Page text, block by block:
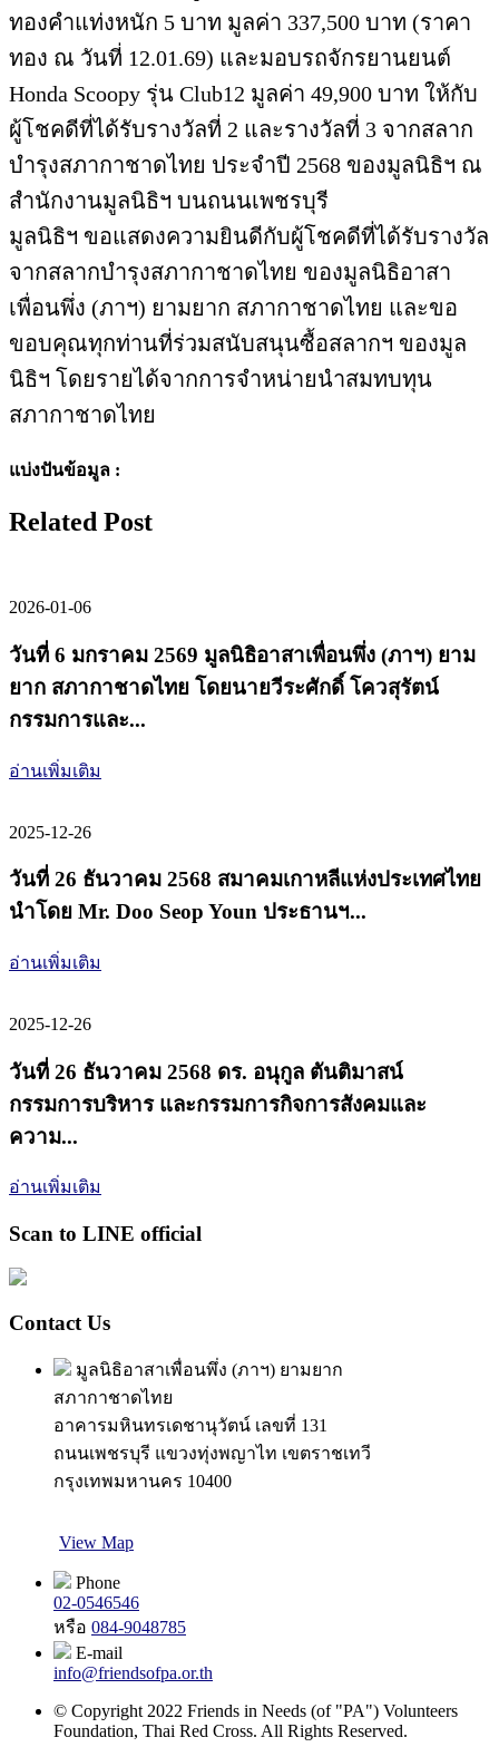
ทองคำแท่งหนัก 5 บาท มูลค่า 337,500 บาท (ราคา
ทอง ณ วันที่ 12.01.69) และมอบรถจักรยานยนต์
Honda Scoopy รุ่น Club12 มูลค่า 49,900 บาท ให้กับ
ผู้โชคดีที่ได้รับรางวัลที่ 2 และรางวัลที่ 3 จากสลาก
บำรุงสภากาชาดไทย ประจำปี 2568 ของมูลนิธิฯ ณ
สำนักงานมูลนิธิฯ บนถนนเพชรบุรี
มูลนิธิฯ ขอแสดงความยินดีกับผู้โชคดีที่ได้รับรางวัล
จากสลากบำรุงสภากาชาดไทย ของมูลนิธิอาสา
เพื่อนพึ่ง (ภาฯ) ยามยาก สภากาชาดไทย และขอ
ขอบคุณทุกท่านที่ร่วมสนับสนุนซื้อสลากฯ ของมูล
นิธิฯ โดยรายได้จากการจำหน่ายนำสมทบทุน
สภากาชาดไทย
แบ่งปันข้อมูล :
Related Post
2026-01-06
วันที่ 6 มกราคม 2569 มูลนิธิอาสาเพื่อนพึ่ง (ภาฯ) ยาม
ยาก สภากาชาดไทย โดยนายวีระศักดิ์ โควสุรัตน์
กรรมการและ...
อ่านเพิ่มเติม
2025-12-26
วันที่ 26 ธันวาคม 2568 สมาคมเกาหลีแห่งประเทศไทย
นำโดย Mr. Doo Seop Youn ประธานฯ...
อ่านเพิ่มเติม
2025-12-26
วันที่ 26 ธันวาคม 2568 ดร. อนุกูล ตันติมาสน์
กรรมการบริหาร และกรรมการกิจการสังคมและ
ความ...
อ่านเพิ่มเติม
Scan to LINE official
Contact Us
มูลนิธิอาสาเพื่อนพึ่ง (ภาฯ) ยามยาก
สภากาชาดไทย
อาคารมหินทรเดชานุวัตน์ เลขที่ 131
ถนนเพชรบุรี แขวงทุ่งพญาไท เขตราชเทวี
กรุงเทพมหานคร 10400
View Map
Phone
02-0546546
หรือ 084-9048785
E-mail
info@friendsofpa.or.th
© Copyright 2022 Friends in Needs (of "PA") Volunteers
Foundation, Thai Red Cross. All Rights Reserved.